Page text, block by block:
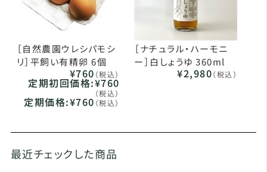
［自然農園ウレシパモシ
リ］平飼い有精卵 6個
¥760 （税込）
定期初回価格:¥760
（税込）
定期価格:¥760 （税込）
［ナチュラル・ハーモニ
ー］白しょうゆ 360ml
¥2,980（税込）
最近チェックした商品